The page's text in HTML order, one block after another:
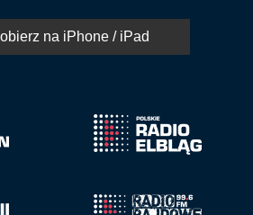
na iPhone / iPad